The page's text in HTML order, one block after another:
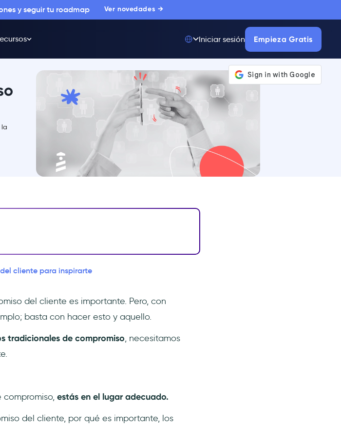
y seguir tu roadmap Ver novedades →
Iniciar sesión Empieza Gratis
La única plataforma
de adopción digital
en la que confían
cliente para inspirarte
del cliente es importante. Pero, con
basta con hacer esto y aquello.
tradicionales de compromiso, necesitamos
compromiso, estás en el lugar adecuado.
del cliente, por qué es importante, los